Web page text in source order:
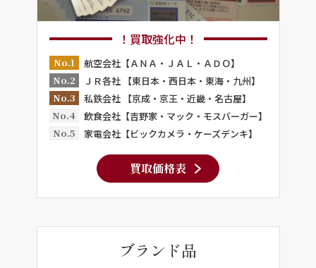
！買取強化中！
No.1
航空会社【ＡＮＡ・ＪＡＬ・ＡＤＯ】
No.2
ＪＲ各社 【東日本・西日本・東海・九州】
No.3
私鉄会社 【京成・京王・近畿・名古屋】
No.4
飲食会社【吉野家・マック・モスバーガー】
No.5
家電会社【ビックカメラ・ケーズデンキ】
買取価格表
ブランド品